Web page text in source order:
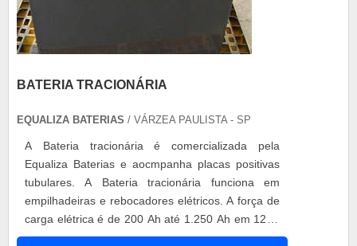
BATERIA TRACIONÁRIA
EQUALIZA BATERIAS / VÁRZEA PAULISTA - SP
A Bateria tracionária é comercializada pela
Equaliza Baterias e aocmpanha placas positivas
tubulares. A Bateria tracionária funciona em
empilhadeiras e rebocadores elétricos. A força de
carga elétrica é de 200 Ah até 1.250 Ah em 12 V,
24 V, 36 V, 48 V, 72 V e 80 V. A Equaliza Baterias